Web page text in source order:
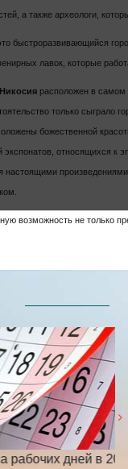
а также археологи,
быстроразвивающийся
лавок, которые
Никосия расположен в самом
только сыграло
божественной
относящихся к
настоящими
возможность не только
дней в 2025